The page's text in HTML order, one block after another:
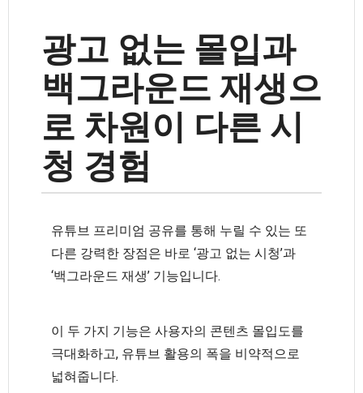
광고 없는 몰입과
백그라운드 재생으
로 차원이 다른 시
청 경험
유튜브 프리미엄 공유를 통해 누릴 수 있는 또
다른 강력한 장점은 바로 ‘광고 없는 시청’과
‘백그라운드 재생’ 기능입니다.
이 두 가지 기능은 사용자의 콘텐츠 몰입도를
극대화하고, 유튜브 활용의 폭을 비약적으로
넓혀줍니다.